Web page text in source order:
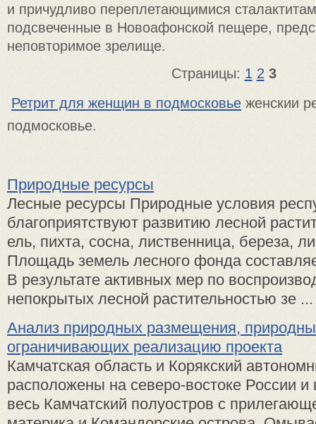
и причудливо переплетающимися
подсвеченные в Новоафонской пещере,
неповторимое зрелище.
Страницы: 1 2 3
Ретрит для женщин в подмосковье женскии
подмосковье.
Природные ресурсы
Лесные ресурсы Природные условия
благоприятствуют развитию лесной
ель, пихта, сосна, лиственница, береза,
Площадь земель лесного фонда
В результате активных мер по
непокрытых лесной растительностью зе ...
Анализ природных размещения,
ограничивающих реализацию проекта
Камчатская область и Корякский
расположены на северо-востоке России
весь Камчатский полуостров с